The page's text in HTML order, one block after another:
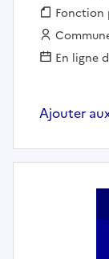
Fonction
Fonction
En ligne
Ajouter